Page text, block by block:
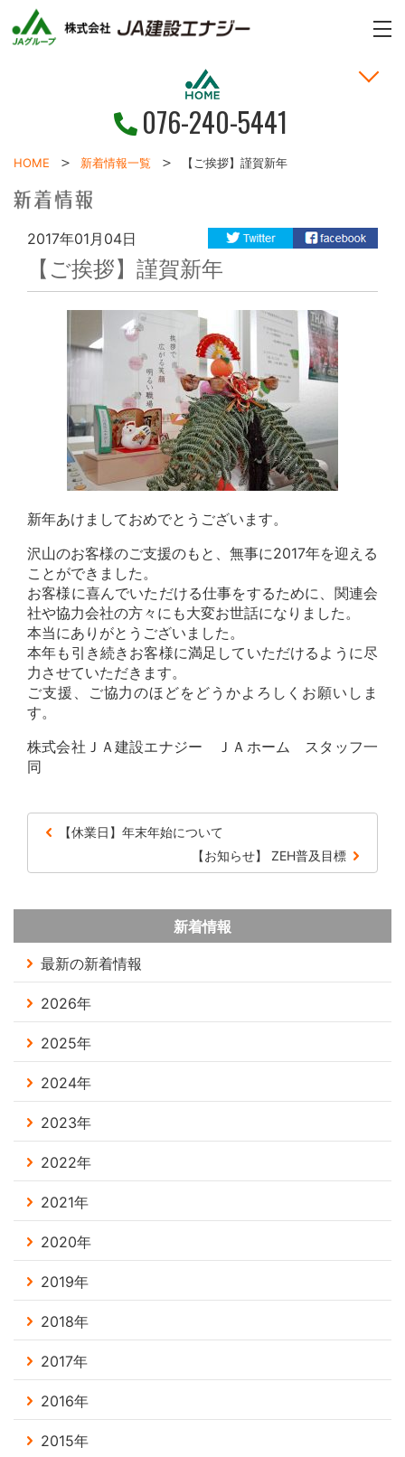
076-240-5441
HOME
新着情報
土地・戸建情報
家づくりの考え方
施工事例
お客様の声
お問い合わせ
HOME 新着情報一覧 【ご挨拶】謹賀新年
2017年01月04日
【ご挨拶】謹賀新年
新年あけましておめでとうございます。
沢山のお客様のご支援のもと、無事に2017年を迎える
ことができました。
お客様に喜んでいただける仕事をするために、関連会
社や協力会社の方々にも大変お世話になりました。
本当にありがとうございました。
本年も引き続きお客様に満足していただけるように尽
力させていただきます。
ご支援、ご協力のほどをどうかよろしくお願いしま
す。
株式会社ＪＡ建設エナジー ＪＡホーム スタッフ一
同
【休業日】年末年始について
【お知らせ】 ZEH普及目標
新着情報
最新の新着情報
2026年
2025年
2024年
2023年
2022年
2021年
2020年
2019年
2018年
2017年
2016年
2015年